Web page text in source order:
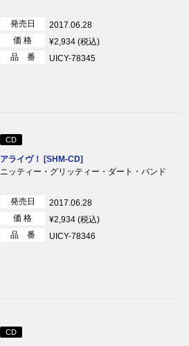
発売日
2017.06.28
価 格
¥2,934 (税込)
品 番
UICY-78345
CD
アライヴ！ [SHM-CD]
ニッティー・グリッティー・ダート・バンド
発売日
2017.06.28
価 格
¥2,934 (税込)
品 番
UICY-78346
CD